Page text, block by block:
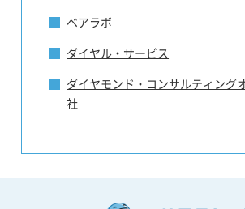
ベアラボ
ダイヤル・サービス
ダイヤモンド・コンサルティング
社